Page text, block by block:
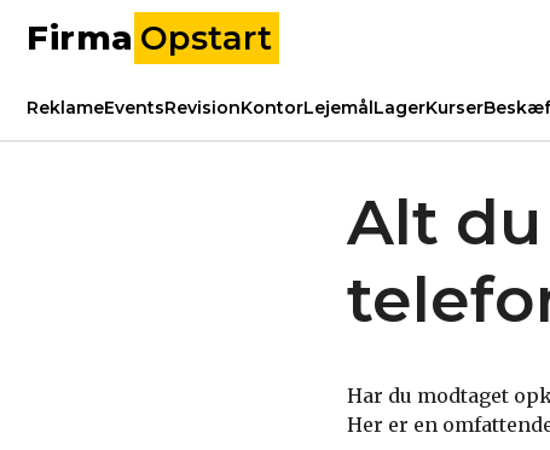
Firma Opstart
ReklameEventsRevisionKontorLejemålLagerKurser
Alt
Har du modtaget
Her er en